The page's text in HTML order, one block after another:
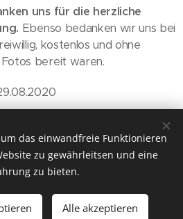
uns für die herzliche
Ebenso bedanken wir uns bei
kostenlos und ohne
bereit waren.
will wieder raus
das einwandfreie Funktionieren
zu gewährleitsen und eine
zu bieten.
Alle akzeptieren